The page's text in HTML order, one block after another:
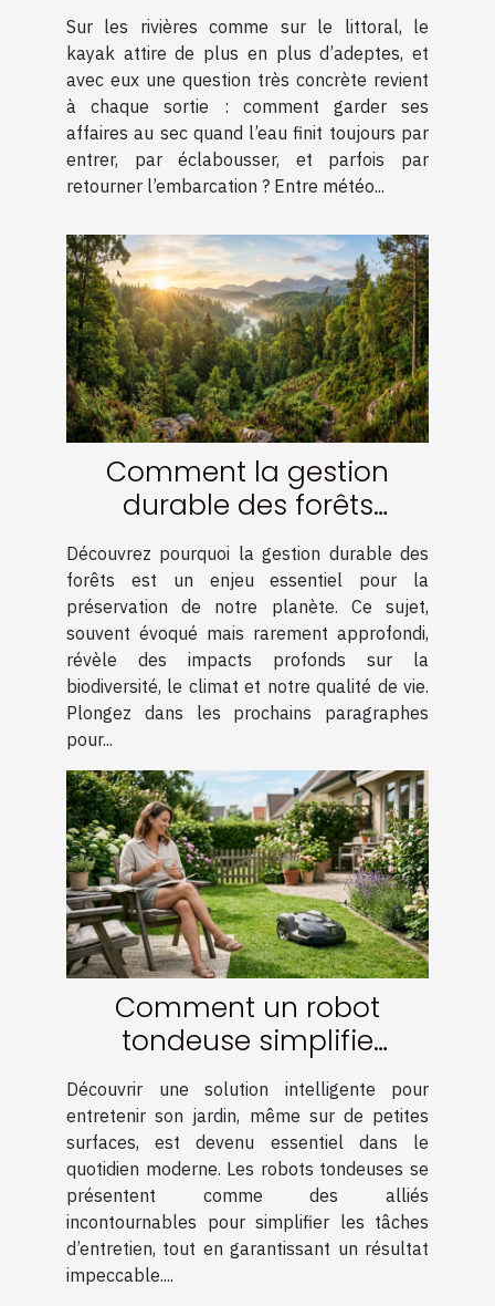
l’alliée des aventuriers en
kayak
Sur les rivières comme sur le littoral, le
kayak attire de plus en plus d’adeptes, et
avec eux une question très concrète revient
à chaque sortie : comment garder ses
affaires au sec quand l’eau finit toujours par
entrer, par éclabousser, et parfois par
retourner l’embarcation ? Entre météo...
Comment la gestion
durable des forêts
contribue-t-elle à
l'écosystème ?
Découvrez pourquoi la gestion durable des
forêts est un enjeu essentiel pour la
préservation de notre planète. Ce sujet,
souvent évoqué mais rarement approfondi,
révèle des impacts profonds sur la
biodiversité, le climat et notre qualité de vie.
Plongez dans les prochains paragraphes
pour...
Comment un robot
tondeuse simplifie
l'entretien des petites
surfaces ?
Découvrir une solution intelligente pour
entretenir son jardin, même sur de petites
surfaces, est devenu essentiel dans le
quotidien moderne. Les robots tondeuses se
présentent comme des alliés
incontournables pour simplifier les tâches
d’entretien, tout en garantissant un résultat
impeccable....